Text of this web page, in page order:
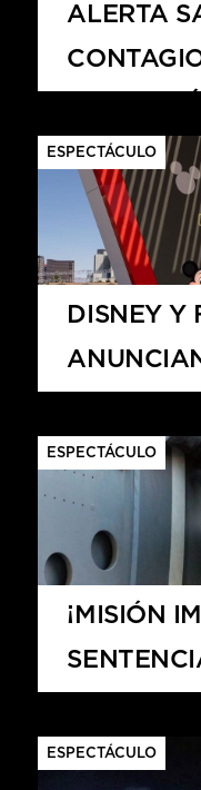
ALERTA
ESPECTÁCULO
DISNEY Y
2026
ESPECTÁCULO
¡MISIÓN
ESPECTÁCULO